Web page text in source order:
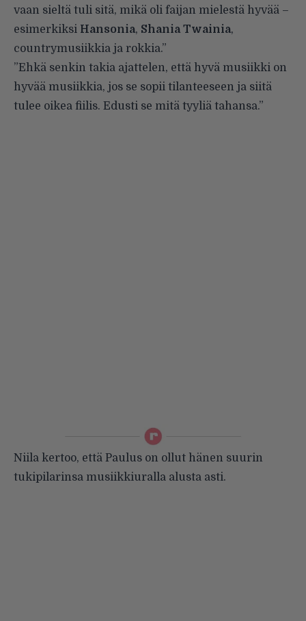
vaan sieltä tuli sitä, mikä oli faijan mielestä hyvää –
esimerkiksi Hansonia, Shania Twainia,
countrymusiikkia ja rokkia.”
”Ehkä senkin takia ajattelen, että hyvä musiikki on
hyvää musiikkia, jos se sopii tilanteeseen ja siitä
tulee oikea fiilis. Edusti se mitä tyyliä tahansa.”
Niila kertoo, että Paulus on ollut hänen suurin
tukipilarinsa musiikkiuralla alusta asti.